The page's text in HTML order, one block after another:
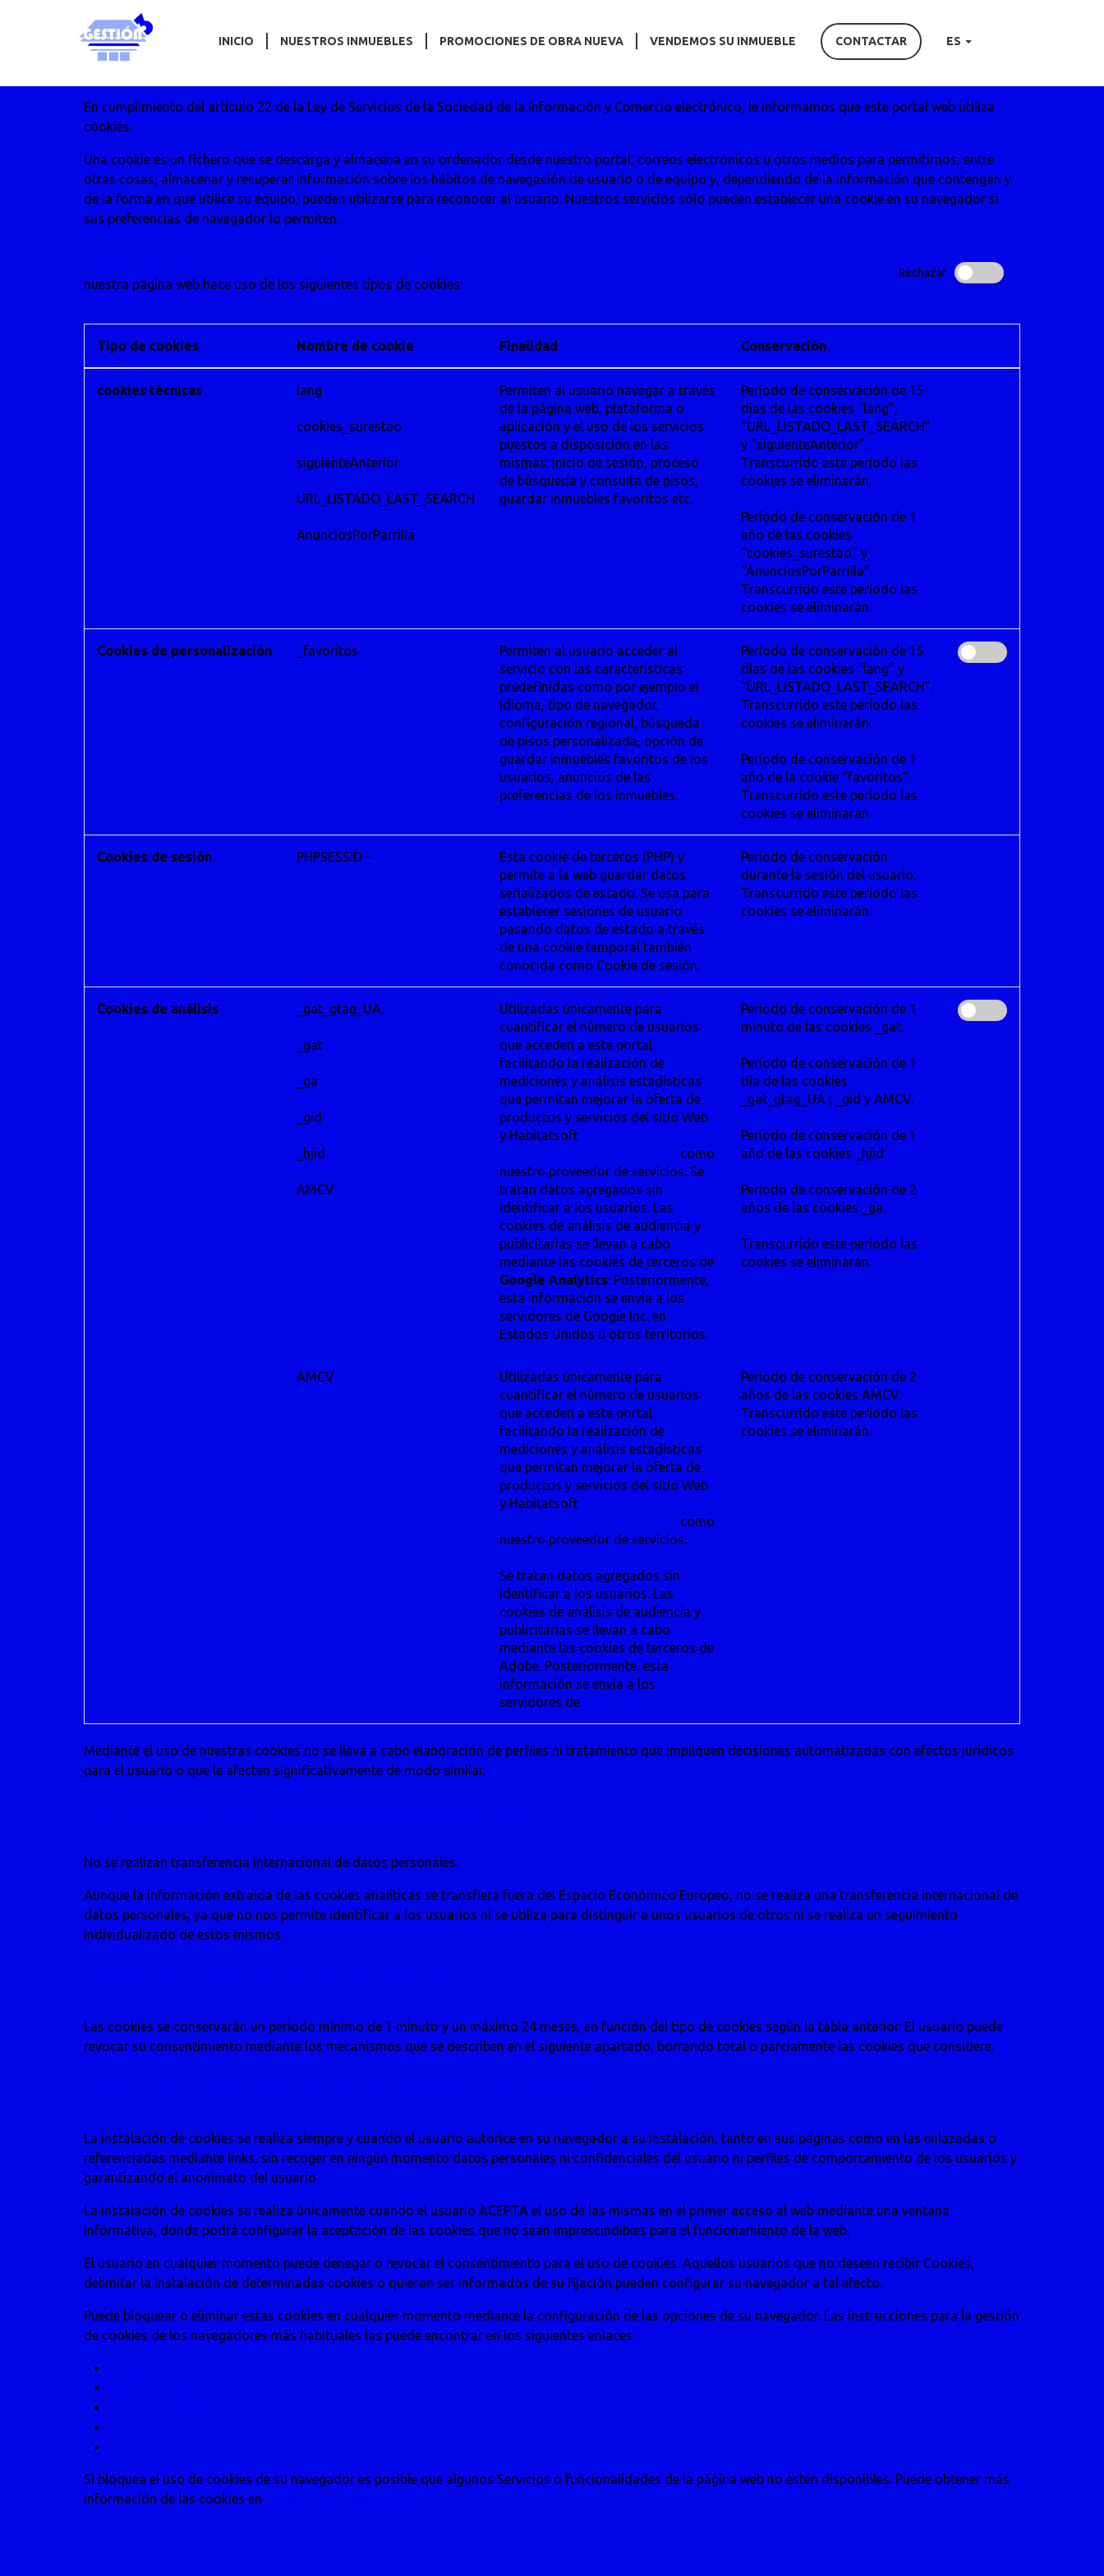
INICIO NUESTROS INMUEBLES PROMOCIONES DE OBRA NUEVA VENDEMOS SU INMUEBLE CONTACTAR ES
En cumplimiento del artículo 22 de la Ley de Servicios de la Sociedad de la Información y Comercio electrónico, le informamos que este portal web utiliza
cookies.
Una cookie es un fichero que se descarga y almacena en su ordenador desde nuestro portal, correos electrónicos u otros medios para permitirnos, entre
otras cosas, almacenar y recuperar información sobre los hábitos de navegación de usuario o de equipo y, dependiendo de la información que contengan y
de la forma en que utilice su equipo, pueden utilizarse para reconocer al usuario. Nuestros servicios sólo pueden establecer una cookie en su navegador si
sus preferencias de navegador lo permiten.
nuestra página web hace uso de los siguientes tipos de cookies:
Rechazar
Tipo de cookies Nombre de cookie Finalidad Conservación
cookies técnicas lang
cookies_surestao
siguienteAnterior
URL_LISTADO_LAST_SEARCH
AnunciosPorParrilla
Permiten al usuario navegar a través
de la página web, plataforma o
aplicación y el uso de los servicios
puestos a disposición en las
mismas: inicio de sesión, proceso
de búsqueda y consulta de pisos,
guardar inmuebles favoritos etc.
Período de conservación de 15
días de las cookies “lang”,
“URL_LISTADO_LAST_SEARCH”
y “siguienteAnterior”.
Transcurrido este período las
cookies se eliminarán.
Período de conservación de 1
año de las cookies
“cookies_surestao” y
“AnunciosPorParrilla”.
Transcurrido este período las
cookies se eliminarán.
Cookies de personalización _favoritos
Permiten al usuario acceder al
servicio con las características
predefinidas como por ejemplo el
idioma, tipo de navegador,
configuración regional, búsqueda
de pisos personalizada, opción de
guardar inmuebles favoritos de los
usuarios, anuncios de las
preferencias de los inmuebles.
Período de conservación de 15
días de las cookies “lang” y
“URL_LISTADO_LAST_SEARCH”.
Transcurrido este período las
cookies se eliminarán.
Período de conservación de 1
año de la cookie “favoritos”.
Transcurrido este período las
cookies se eliminarán.
Cookies de sesión PHPSESSID –
Esta cookie de terceros (PHP) y
permite a la web guardar datos
serializados de estado. Se usa para
establecer sesiones de usuario
pasando datos de estado a través
de una cookie temporal también
conocida como Cookie de sesión.
Período de conservación
durante la sesión del usuario.
Transcurrido este período las
cookies se eliminarán.
Cookies de análisis _gat_gtag_UA.
_gat
_ga
_gid
_hjid
AMCV
Utilizadas únicamente para
cuantificar el número de usuarios
que acceden a este portal,
facilitando la realización de
mediciones y análisis estadísticas
que permitan mejorar la oferta de
productos y servicios del sitio Web
y Habitatsoft
como
nuestro proveedor de servicios. Se
tratan datos agregados sin
identificar a los usuarios. Las
cookies de análisis de audiencia y
publicitarias se llevan a cabo
mediante las cookies de terceros de
Google Analytics. Posteriormente,
esta información se envía a los
servidores de Google Inc. en
Estados Unidos u otros territorios.
Período de conservación de 1
minuto de las cookies _gat.
Período de conservación de 1
día de las cookies
_gat_gtag_UA ; _gid y AMCV.
Período de conservación de 1
año de las cookies _hjid
Período de conservación de 2
años de las cookies _ga.
Transcurrido este período las
cookies se eliminarán.
AMCV
Utilizadas únicamente para
cuantificar el número de usuarios
que acceden a este portal,
facilitando la realización de
mediciones y análisis estadísticas
que permitan mejorar la oferta de
productos y servicios del sitio Web
y Habitatsoft
como
nuestro proveedor de servicios.
Se tratan datos agregados sin
identificar a los usuarios. Las
cookies de análisis de audiencia y
publicitarias se llevan a cabo
mediante las cookies de terceros de
Adobe. Posteriormente, esta
información se envía a los
servidores de
Período de conservación de 2
años de las cookies AMCV.
Transcurrido este período las
cookies se eliminarán.
Mediante el uso de nuestras cookies no se lleva a cabo elaboración de perfiles ni tratamiento que impliquen decisiones automatizadas con efectos jurídicos
para el usuario o que le afecten significativamente de modo similar.
No se realizan transferencia internacional de datos personales.
Aunque la información extraída de las cookies analíticas se transfiera fuera del Espacio Económico Europeo, no se realiza una transferencia internacional de
datos personales, ya que no nos permite identificar a los usuarios ni se utiliza para distinguir a unos usuarios de otros ni se realiza un seguimiento
individualizado de estos mismos.
Las cookies se conservarán un periodo mínimo de 1 minuto y un máximo 24 meses, en función del tipo de cookies según la tabla anterior. El usuario puede
revocar su consentimiento mediante los mecanismos que se describen en el siguiente apartado, borrando total o parciamente las cookies que considere.
La instalación de cookies se realiza siempre y cuando el usuario autorice en su navegador a su instalación, tanto en sus páginas como en las enlazadas o
referenciadas mediante links, sin recoger en ningún momento datos personales ni confidenciales del usuario ni perfiles de comportamiento de los usuarios y
garantizando el anonimato del usuario.
La instalación de cookies se realiza únicamente cuando el usuario ACEPTA el uso de las mismas en el primer acceso al web mediante una ventana
informativa, donde podrá configurar la aceptación de las cookies que no sean imprescindibles para el funcionamiento de la web.
El usuario en cualquier momento puede denegar o revocar el consentimiento para el uso de cookies. Aquellos usuarios que no deseen recibir Cookies,
delimitar la instalación de determinadas cookies o quieran ser informados de su fijación pueden configurar su navegador a tal efecto.
Puede bloquear o eliminar estas cookies en cualquier momento mediante la configuración de las opciones de su navegador. Las instrucciones para la gestión
de cookies de los navegadores más habituales las puede encontrar en los siguientes enlaces:
Si bloquea el uso de cookies de su navegador es posible que algunos Servicios o funcionalidades de la página web no estén disponibles. Puede obtener más
información de las cookies en